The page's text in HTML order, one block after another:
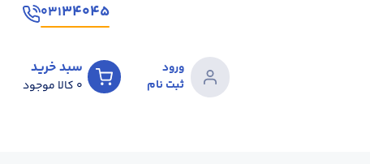
۳۴۰۴۵۰۳۱
ورود
ثبت نام
سبد خرید
0 کالا موجود